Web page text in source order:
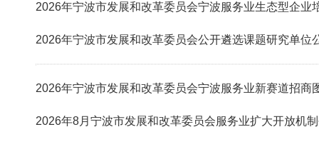
2026年宁波市发展和改革委员会宁波服务业生态型企业
2026年宁波市发展和改革委员会公开遴选课题研究单位
2026年宁波市发展和改革委员会宁波服务业新赛道招商
2026年8月宁波市发展和改革委员会服务业扩大开放机